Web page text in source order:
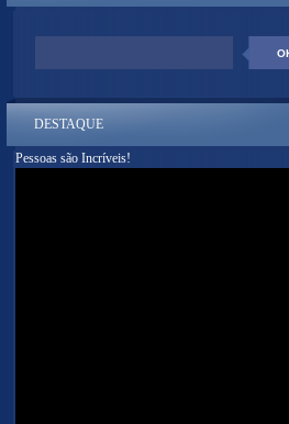
DESTAQUE
Pessoas são Incríveis!